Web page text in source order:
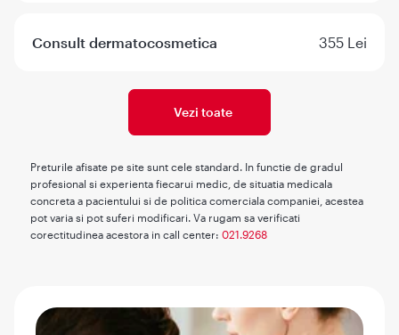
Consult dermatocosmetica 355 Lei
Vezi toate
Preturile afisate pe site sunt cele standard. In functie de gradul
profesional si experienta fiecarui medic, de situatia medicala
concreta a pacientului si de politica comerciala companiei, acestea
pot varia si pot suferi modificari. Va rugam sa verificati
corectitudinea acestora in call center: 021.9268